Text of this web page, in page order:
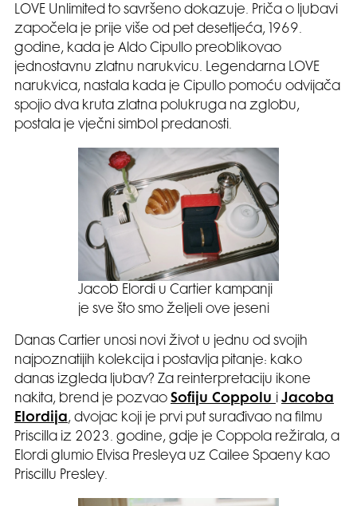
LOVE Unlimited to savršeno dokazuje. Priča o ljubavi
započela je prije više od pet desetljeća, 1969.
godine, kada je Aldo Cipullo preoblikovao
jednostavnu zlatnu narukvicu. Legendarna LOVE
narukvica, nastala kada je Cipullo pomoću odvijača
spojio dva kruta zlatna polukruga na zglobu,
postala je vječni simbol predanosti.
Jacob Elordi u Cartier kampanji
je sve što smo željeli ove jeseni
Danas Cartier unosi novi život u jednu od svojih
najpoznatijih kolekcija i postavlja pitanje: kako
danas izgleda ljubav? Za reinterpretaciju ikone
nakita, brend je pozvao Sofiju Coppolu
Jacoba
Elordija, dvojac koji je prvi put surađivao na filmu
Priscilla iz 2023. godine, gdje je Coppola režirala, a
Elordi glumio Elvisa Presleya uz Cailee Spaeny kao
Priscillu Presley.